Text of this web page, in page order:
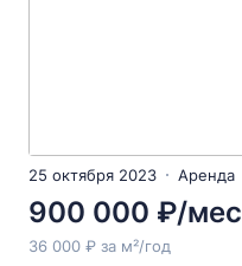
25 октября 2023 Аренда
900 000 ₽/мес
36 000 ₽ за м²/год